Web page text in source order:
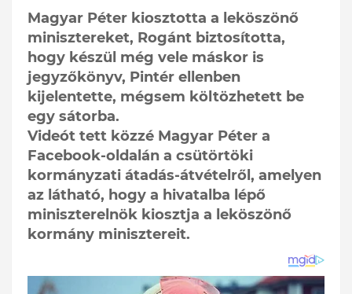
Magyar Péter kiosztotta a leköszönő
minisztereket, Rogánt biztosította,
hogy készül még vele máskor is
jegyzőkönyv, Pintér ellenben
kijelentette, mégsem költözhetett be
egy sátorba.
Videót tett közzé Magyar Péter a
Facebook-oldalán a csütörtöki
kormányzati átadás-átvételről, amelyen
az látható, hogy a hivatalba lépő
miniszterelnök kiosztja a leköszönő
kormány minisztereit.